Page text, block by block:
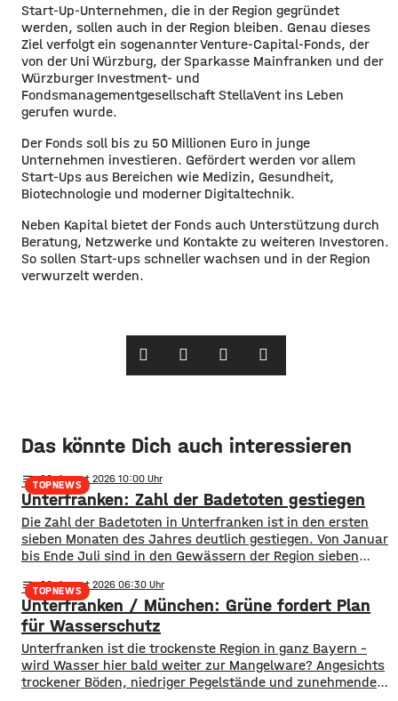
Start-Up-Unternehmen, die in der Region gegründet
werden, sollen auch in der Region bleiben. Genau dieses
Ziel verfolgt ein sogenannter Venture-Capital-Fonds, der
von der Uni Würzburg, der Sparkasse Mainfranken und der
Würzburger Investment- und
Fondsmanagementgesellschaft StellaVent ins Leben
gerufen wurde.
Der Fonds soll bis zu 50 Millionen Euro in junge
Unternehmen investieren. Gefördert werden vor allem
Start-Ups aus Bereichen wie Medizin, Gesundheit,
Biotechnologie und moderner Digitaltechnik.
Neben Kapital bietet der Fonds auch Unterstützung durch
Beratung, Netzwerke und Kontakte zu weiteren Investoren.
So sollen Start-ups schneller wachsen und in der Region
verwurzelt werden.
Das könnte Dich auch interessieren
TOPNEWS
notes 06. August 2026 10:00
Unterfranken: Zahl der Badetoten gestiegen
Die Zahl der Badetoten in Unterfranken ist in den ersten
sieben Monaten des Jahres deutlich gestiegen. Von Januar
bis Ende Juli sind in den Gewässern der Region sieben
waren es drei. Diese Zahlen teilte die DLRG mit. Auch
bayernweit ist die Zahl der Badetoten gestiegen. Während
im Freistaat die
TOPNEWS
notes 06. August 2026 06:30
Unterfranken / München: Grüne fordert Plan
für Wasserschutz
​​Unterfranken ist die trockenste Region in ganz Bayern –
wird Wasser hier bald weiter zur Mangelware? Angesichts
trockener Böden, niedriger Pegelstände und zunehmender